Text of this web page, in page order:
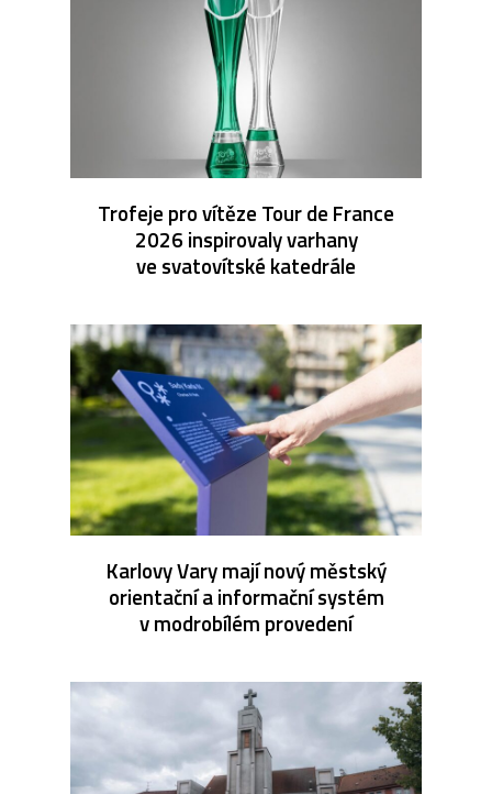
Trofeje pro vítěze Tour de France
2026 inspirovaly varhany
ve svatovítské katedrále
Karlovy Vary mají nový městský
orientační a informační systém
v modrobílém provedení